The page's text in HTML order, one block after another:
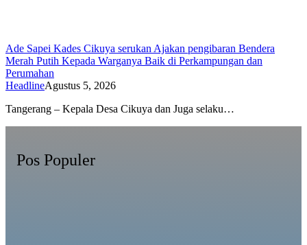
Ade Sapei Kades Cikuya serukan Ajakan pengibaran Bendera
Merah Putih Kepada Warganya Baik di Perkampungan dan
Perumahan
HeadlineAgustus 5, 2026
Tangerang – Kepala Desa Cikuya dan Juga selaku…
Pos Populer